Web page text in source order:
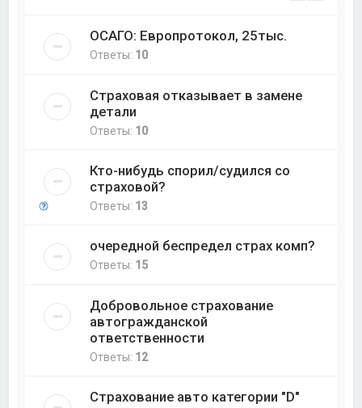
ОСАГО: Европротокол, 25тыс.
Ответы: 10
Страховая отказывает в замене
детали
Ответы: 10
Кто-нибудь спорил/судился со
страховой?
Ответы: 13
очередной беспредел страх комп?
Ответы: 15
Добровольное страхование
автогражданской
ответственности
Ответы: 12
Страхование авто категории "D"